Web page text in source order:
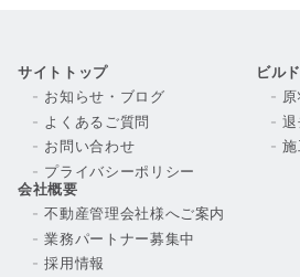
サイトトップ
お知らせ・ブログ
よくあるご質問
お問い合わせ
プライバシーポリシー
ビル
会社概要
不動産管理会社様へご案内
業務パートナー募集中
採用情報